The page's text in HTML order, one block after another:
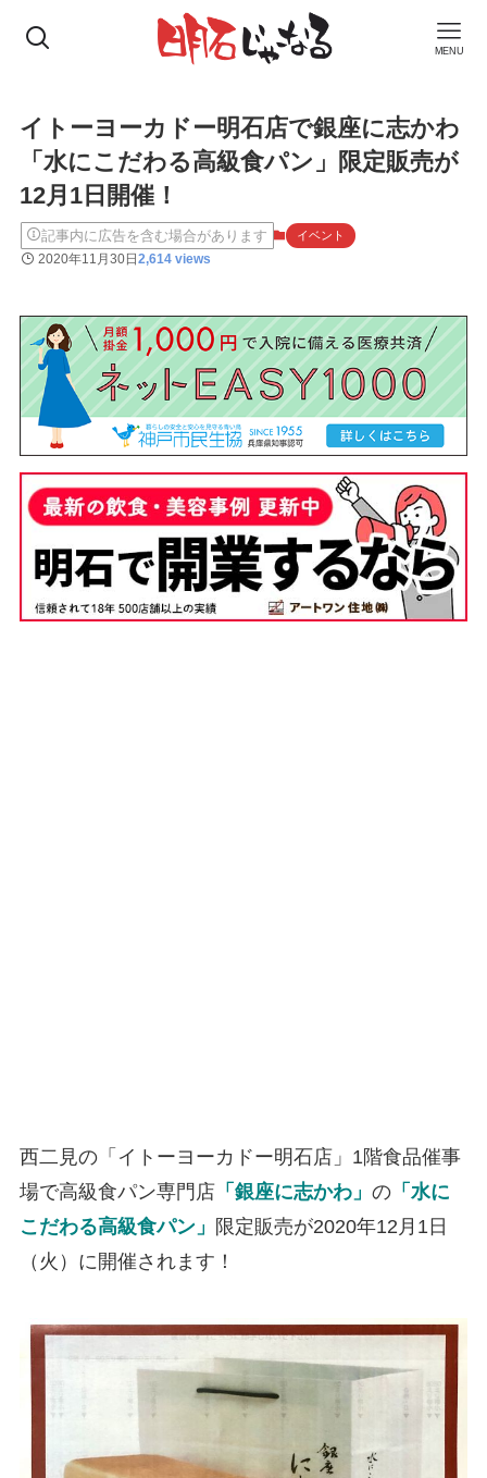
MENU
イトーヨーカドー明石店で銀座に志かわ
「水にこだわる高級食パン」限定販売が
12月1日開催！
記事内に広告を含む場合があります イベント
2020年11月30日2,614 views
西二見の「イトーヨーカドー明石店」1階食品催事
場で高級食パン専門店「銀座に志かわ」 の「水に
こだわる高級食パン」 限定販売が2020年12月1日
（火）に開催されます！